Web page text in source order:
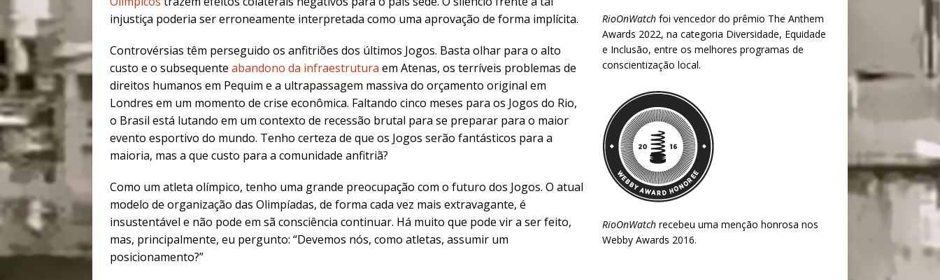
injustiça poderia ser erroneamente interpretada como uma aprovação de forma implícita.
Controvérsias têm perseguido os anfitriões dos últimos Jogos. Basta olhar para o alto
custo e o subsequente abandono da infraestrutura em Atenas, os terríveis problemas de
direitos humanos em Pequim e a ultrapassagem massiva do orçamento original em
Londres em um momento de crise econômica. Faltando cinco meses para os Jogos do Rio,
o Brasil está lutando em um contexto de recessão brutal para se preparar para o maior
evento esportivo do mundo. Tenho certeza de que os Jogos serão fantásticos para a
maioria, mas a que custo para a comunidade anfitriã?
Como um atleta olímpico, tenho uma grande preocupação com o futuro dos Jogos. O atual
modelo de organização das Olimpíadas, de forma cada vez mais extravagante, é
insustentável e não pode em sã consciência continuar. Há muito que pode vir a ser feito,
mas, principalmente, eu pergunto: “Devemos nós, como atletas, assumir um
posicionamento?”
RioOnWatchfoi vencedor do prêmio The Anthem
Awards 2022, na categoria Diversidade, Equidade
e Inclusão, entre os melhores programas de
conscientização local.
RioOnWatchrecebeu uma menção honrosa nos
Webby Awards 2016.